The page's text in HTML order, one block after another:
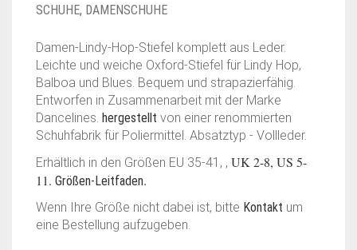
SCHUHE, DAMENSCHUHE
Damen-Lindy-Hop-Stiefel komplett aus Leder.
Leichte und weiche Oxford-Stiefel für Lindy Hop,
Balboa und Blues. Bequem und strapazierfähig.
Entworfen in Zusammenarbeit mit der Marke
Dancelines. hergestellt von einer renommierten
Schuhfabrik für Poliermittel. Absatztyp - Vollleder.
Erhältlich in den Größen EU 35-41, , UK 2-8, US 5-
11. Größen-Leitfaden.
Wenn Ihre Größe nicht dabei ist, bitte Kontakt um
eine Bestellung aufzugeben.